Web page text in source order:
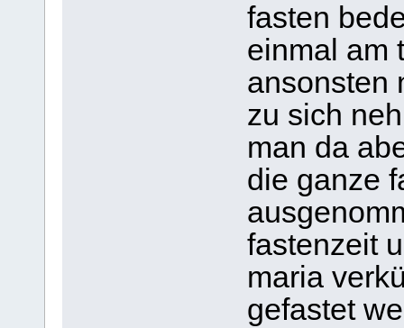
fasten
einmal am
ansonsten
zu sich
man da
die ganze
fastenzeit
maria
gefastet